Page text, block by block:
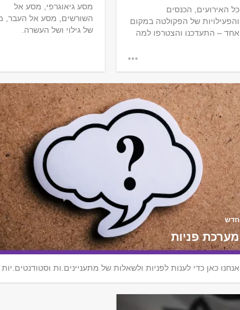
ברוכים הבאים לפקולטה
הרוח ע"ש לסטר וסאלי
כל האירועים, הכנסים
והפעילויות של הפקולטה במקום
אחד – התעדכנו והצטרפו למה
מסע גיאוגרפי, מסע אל
השורשים, מסע אל העבר,
של גילוי ושל העשרה.
חדש
מערכת פניות
אנחנו כאן כדי לענות לפניות ולשאלות של מתעניינים.ות וסטודנטים.יות